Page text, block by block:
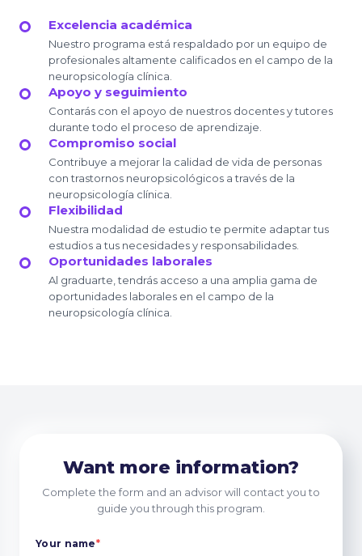
Excelencia académica
Nuestro programa está respaldado por un equipo de
profesionales altamente calificados en el campo de la
neuropsicología clínica.
Apoyo y seguimiento
Contarás con el apoyo de nuestros docentes y tutores
durante todo el proceso de aprendizaje.
Compromiso social
Contribuye a mejorar la calidad de vida de personas
con trastornos neuropsicológicos a través de la
neuropsicología clínica.
Flexibilidad
Nuestra modalidad de estudio te permite adaptar tus
estudios a tus necesidades y responsabilidades.
Oportunidades laborales
Al graduarte, tendrás acceso a una amplia gama de
oportunidades laborales en el campo de la
neuropsicología clínica.
Want more information?
Complete the form and an advisor will contact you to
guide you through this program.
Your name*